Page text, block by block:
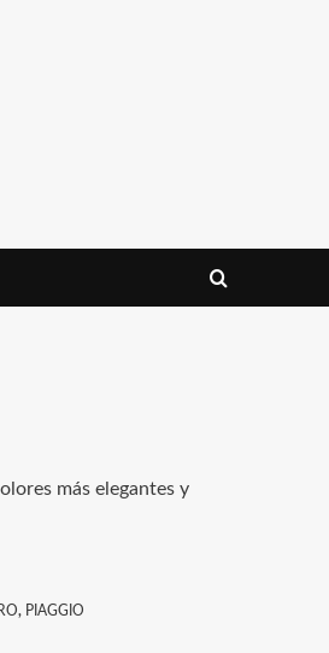
más elegantes y
, PIAGGIO